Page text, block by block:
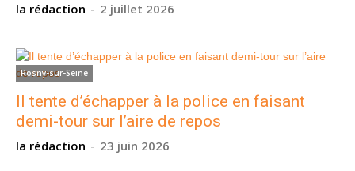
la rédaction - 2 juillet 2026
Rosny-sur-Seine
Il tente d’échapper à la police en faisant
demi-tour sur l’aire de repos
la rédaction - 23 juin 2026